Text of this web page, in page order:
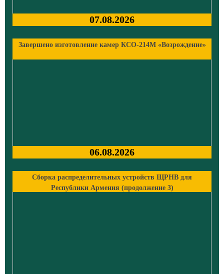
07.08.2026
Завершено изготовление камер КСО-214М «Возрождение»
06.08.2026
Сборка распределительных устройств ЩРНВ для
Республики Армения (продолжение 3)